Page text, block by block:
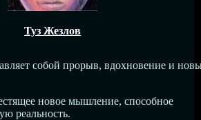
Туз Жезлов
собой прорыв, вдохновение и
новое мышление, способное
реальность.